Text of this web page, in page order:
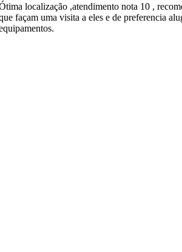
localização ,atendimento nota 10 ,
façam uma visita a eles e de preferencia